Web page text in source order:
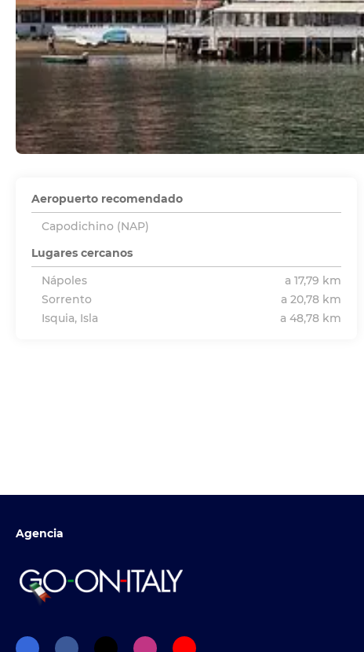
Aeropuerto recomendado
Capodichino (NAP)
Lugares cercanos
Nápoles
a 17,79 km
Sorrento
a 20,78 km
Isquia, Isla
a 48,78 km
Agencia